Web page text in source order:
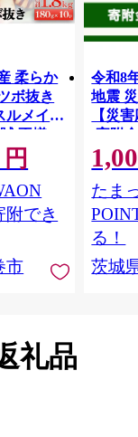
柔らか
ボ抜き
ルメイカ
不揃い
済み 時
り 冷凍
ず おつ
イカ
ュー 宮
円
附でき
市
令和8
地震
【災
(寄附
【返
地のた
共同
支援金
ます
支援
たま
る！
茨城
礼品